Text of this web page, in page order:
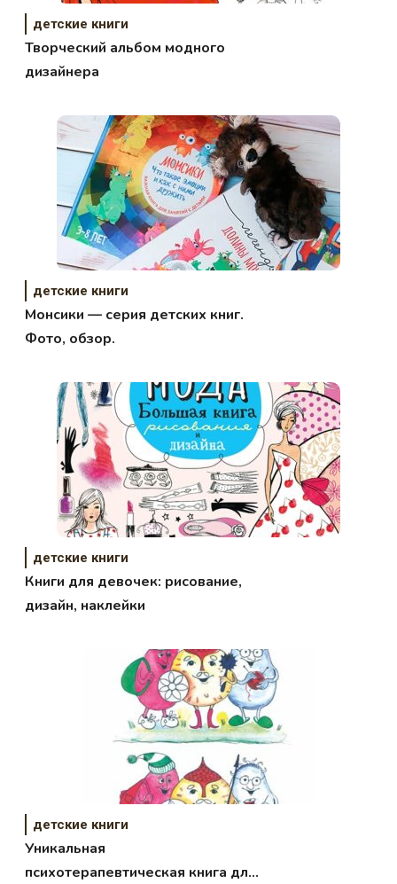
детские книги
Творческий альбом модного
дизайнера
детские книги
Монсики — серия детских книг.
Фото, обзор.
детские книги
Книги для девочек: рисование,
дизайн, наклейки
детские книги
Уникальная
психотерапевтическая книга для